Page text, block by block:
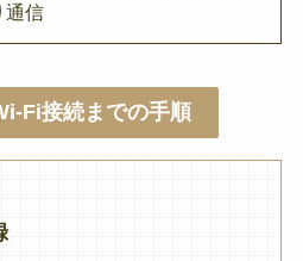
通信
Fi接続までの手順